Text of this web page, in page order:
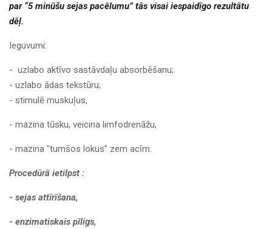
par “5 minūšu sejas pacēlumu” tās visai iespaidīgo rezultātu
dēļ.
Ieguvumi:
- uzlabo aktīvo sastāvdaļu absorbēšanu;
- uzlabo ādas tekstūru;
- stimulē muskuļus,
- mazina tūsku, veicina limfodrenāžu,
- mazina "tumšos lokus" zem acīm.
Procedūrā ietilpst :
- sejas attīrīšana,
- enzimatiskais pīligs,